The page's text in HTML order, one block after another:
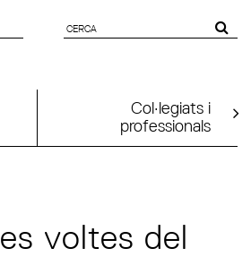
DE CERCA
Col·legiats i
professionals
voltes del